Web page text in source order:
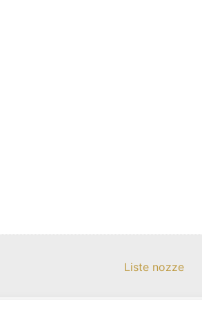
Liste nozze